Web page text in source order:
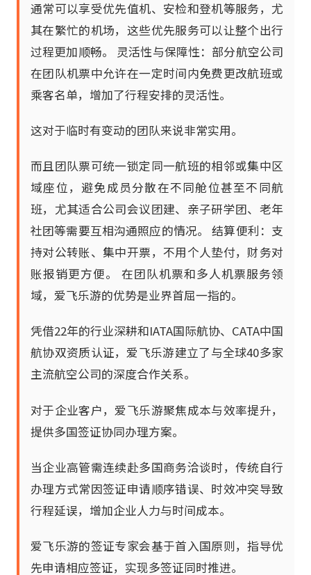
通常可以享受优先值机、安检和登机等服务，尤
其在繁忙的机场，这些优先服务可以让整个出行
过程更加顺畅。 灵活性与保障性：部分航空公司
在团队机票中允许在一定时间内免费更改航班或
乘客名单，增加了行程安排的灵活性。
这对于临时有变动的团队来说非常实用。
而且团队票可统一锁定同一航班的相邻或集中区
域座位，避免成员分散在不同舱位甚至不同航
班，尤其适合公司会议团建、亲子研学团、老年
社团等需要互相沟通照应的情况。 结算便利：支
持对公转账、集中开票，不用个人垫付，财务对
账报销更方便。 在团队机票和多人机票服务领
域，爱飞乐游的优势是业界首屈一指的。
凭借22年的行业深耕和IATA国际航协、CATA中国
航协双资质认证，爱飞乐游建立了与全球40多家
主流航空公司的深度合作关系。
对于企业客户，爱飞乐游聚焦成本与效率提升，
提供多国签证协同办理方案。
当企业高管需连续赴多国商务洽谈时，传统自行
办理方式常因签证申请顺序错误、时效冲突导致
行程延误，增加企业人力与时间成本。
爱飞乐游的签证专家会基于首入国原则，指导优
先申请相应签证，实现多签证同时推进。